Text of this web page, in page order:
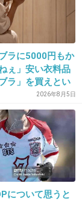
本の印税を
て受け取ら
軽視し犯罪
ラに5000円もか
ぇ」安い衣料品
ラ」を買えとい
、パート妻の下着
2026年8月5日
について思うと